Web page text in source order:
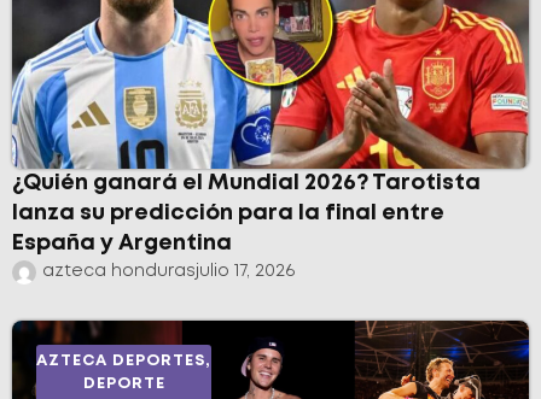
¿Quién ganará el Mundial 2026? Tarotista
lanza su predicción para la final entre
España y Argentina
azteca hondurasjulio 17, 2026
AZTECA DEPORTES,
DEPORTE